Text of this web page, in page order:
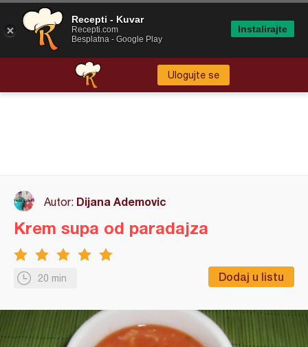
Ulogujte se
Autor: Dijana Ademovic
20 min Dodaj u listu
Krem supa od paradajza
Recepti - Kuvar
Recepti.com
Besplatna - Google Play
Instalirajte